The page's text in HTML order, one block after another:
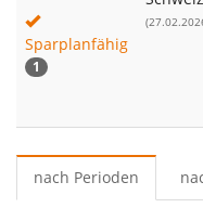
Sparplanfähig
1
nach Perioden